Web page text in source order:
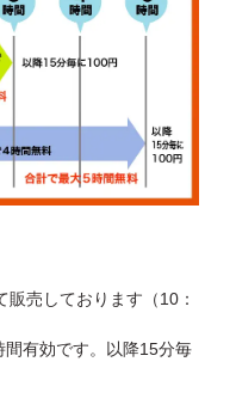
売しております（10：
有効です。以降15分毎